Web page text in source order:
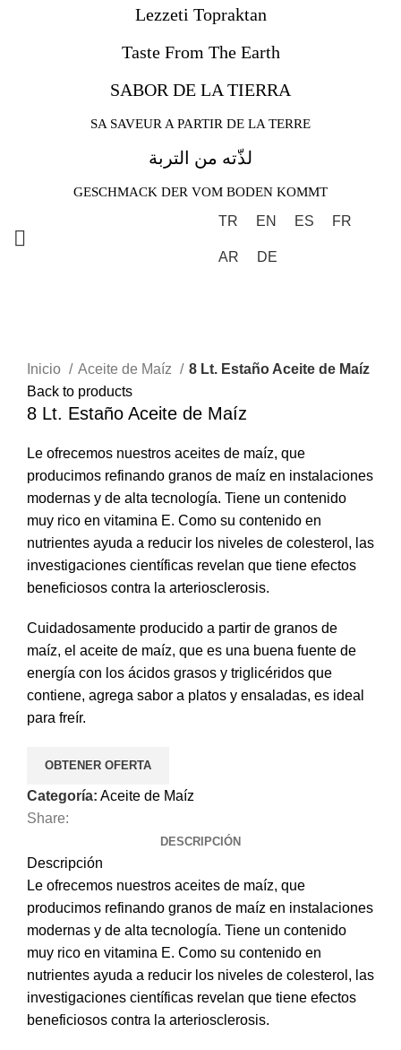
Lezzeti Topraktan
Taste From The Earth
SABOR DE LA TIERRA
SA SAVEUR A PARTIR DE LA TERRE
لذّته من التربة
GESCHMACK DER VOM BODEN KOMMT
TR EN ES FR
AR DE
Inicio
Aceite de Maíz
8 Lt. Estaño Aceite de Maíz
Back to products
8 Lt. Estaño Aceite de Maíz
Le ofrecemos nuestros aceites de maíz, que
producimos refinando granos de maíz en instalaciones
modernas y de alta tecnología. Tiene un contenido
muy rico en vitamina E. Como su contenido en
nutrientes ayuda a reducir los niveles de colesterol, las
investigaciones científicas revelan que tiene efectos
beneficiosos contra la arteriosclerosis.
Cuidadosamente producido a partir de granos de
maíz, el aceite de maíz, que es una buena fuente de
energía con los ácidos grasos y triglicéridos que
contiene, agrega sabor a platos y ensaladas, es ideal
para freír.
OBTENER OFERTA
Categoría: Aceite de Maíz
Share:
DESCRIPCIÓN
Descripción
Le ofrecemos nuestros aceites de maíz, que
producimos refinando granos de maíz en instalaciones
modernas y de alta tecnología. Tiene un contenido
muy rico en vitamina E. Como su contenido en
nutrientes ayuda a reducir los niveles de colesterol, las
investigaciones científicas revelan que tiene efectos
beneficiosos contra la arteriosclerosis.
Start typing to see products you are looking for.